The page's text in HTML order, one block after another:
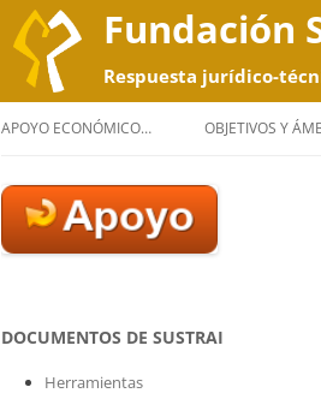
Fundación
Respuesta jurídico-
APOYO ECONÓMICO… OBJETIVOS Y
DOCUMENTOS DE SUSTRAI
Herramientas